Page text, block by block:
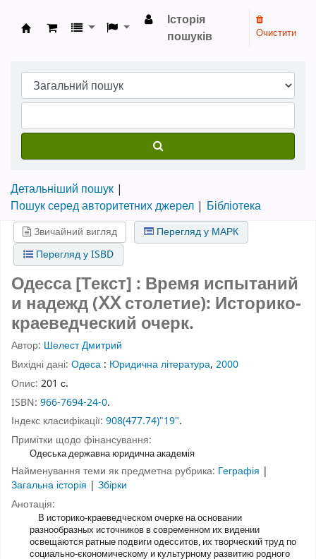
Бібліотека НТШ › Електронний каталог
Історія
пошуків
Очистити
Детальніший пошук
Пошук серед авторитетних джерел
Бібліотека
Звичайний вигляд
Перегляд у МАРК
Перегляд у ISBD
Одесса [Текст] : Время испытаний
и надежд (ⅩⅩ столетие): Историко-
краеведческий очерк.
Автор: Шелест Дмитрий
Вихідні дані: Одеса : Юридична література, 2000
Опис: 201 с.
ISBN: 966-7694-24-0.
Індекс класифікації: 908(477.74)"19".
Примітки щодо фінансування:
Одеська державна юридична академія
Найменування теми як предметна рубрика: Геграфія |
Загальна історія | Збірки
Анотація:
В историко-краеведческом очерке на основании
разнообразных источников в современном их видении
освещаются ратные подвиги одесситов, их творческий труд по
социально-єкономическому и культурному развитию родного